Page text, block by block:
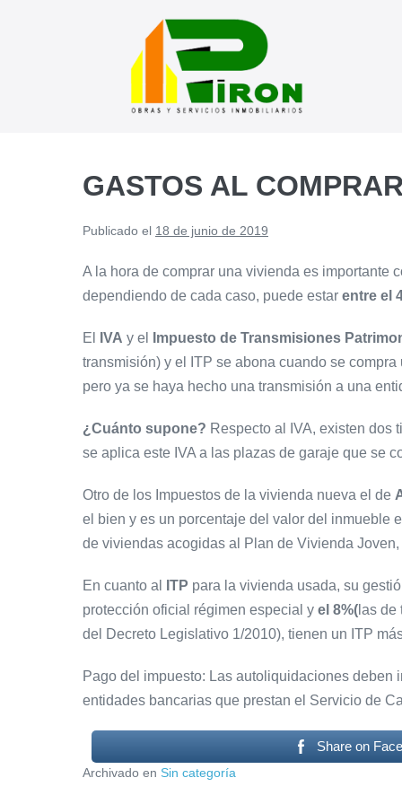
GASTOS AL
Publicado el 18 de junio de 2019
A la hora de comprar una vivienda es importante
dependiendo de cada caso, puede estar entre el
El IVA y el Impuesto de Transmisiones
transmisión) y el ITP se abona cuando se
pero ya se haya hecho una transmisión a una
¿Cuánto supone? Respecto al IVA, existen dos
se aplica este IVA a las plazas de garaje que se
Otro de los Impuestos de la vivienda nueva el de
el bien y es un porcentaje del valor del inmueble
de viviendas acogidas al Plan de Vivienda
En cuanto al ITP para la vivienda usada, su
protección oficial régimen especial y el 8%( las de
del Decreto Legislativo 1/2010), tienen un ITP
Pago del impuesto: Las autoliquidaciones
entidades bancarias que prestan el Servicio de
Share on
Archivado en Sin categoría